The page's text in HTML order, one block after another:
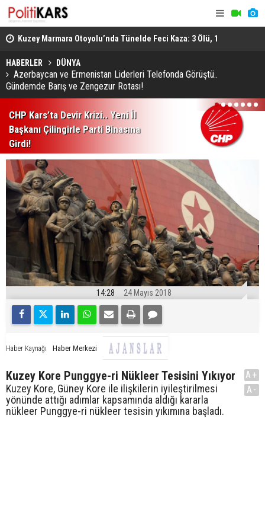
Kuzey Marmara Otoyolu’nda Tünelde Feci Kaza: 3 Ölü, 1
Ağır Yaralı
HABERLER DÜNYA
Azerbaycan ve Ermenistan Liderleri Telefonda Görüştü..
Gündemde Barış ve Zengezur Rotası!
CHP Kars’ta Devir Krizi.. Yeni İl
Başkanı Çilingirle Parti Binasına
Girdi!
1 2 3 4 5 6 7
14:28 24 Mayıs 2018
Haber Kaynağı Haber Merkezi
Kuzey Kore Punggye-ri Nükleer Tesisini Yıkıyor
Kuzey Kore, Güney Kore ile ilişkilerin iyileştirilmesi
yönünde attığı adımlar kapsamında aldığı kararla
nükleer Punggye-ri nükleer tesisin yıkımına başladı.
A+
A-